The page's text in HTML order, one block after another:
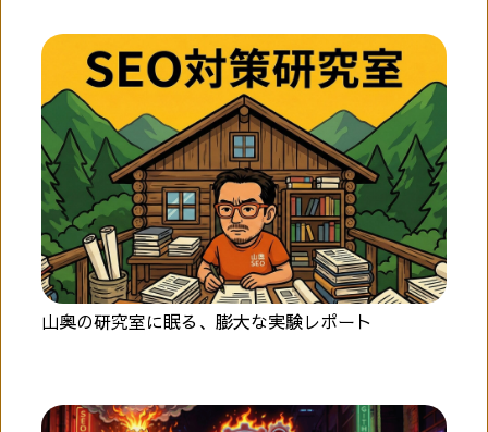
山奥の研究室に眠る、膨大な実験レポート